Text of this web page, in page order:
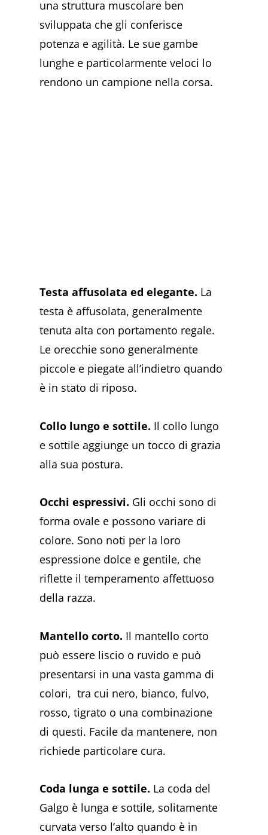
una struttura muscolare ben
sviluppata che gli conferisce
potenza e agilità. Le sue gambe
lunghe e particolarmente veloci lo
rendono un campione nella corsa.
Testa affusolata ed elegante. La
testa è affusolata, generalmente
tenuta alta con portamento regale.
Le orecchie sono generalmente
piccole e piegate all’indietro quando
è in stato di riposo.
Collo lungo e sottile. Il collo lungo
e sottile aggiunge un tocco di grazia
alla sua postura.
Occhi espressivi. Gli occhi sono di
forma ovale e possono variare di
colore. Sono noti per la loro
espressione dolce e gentile, che
riflette il temperamento affettuoso
della razza.
Mantello corto. Il mantello corto
può essere liscio o ruvido e può
presentarsi in una vasta gamma di
colori, tra cui nero, bianco, fulvo,
rosso, tigrato o una combinazione
di questi. Facile da mantenere, non
richiede particolare cura.
Coda lunga e sottile. La coda del
Galgo è lunga e sottile, solitamente
curvata verso l’alto quando è in